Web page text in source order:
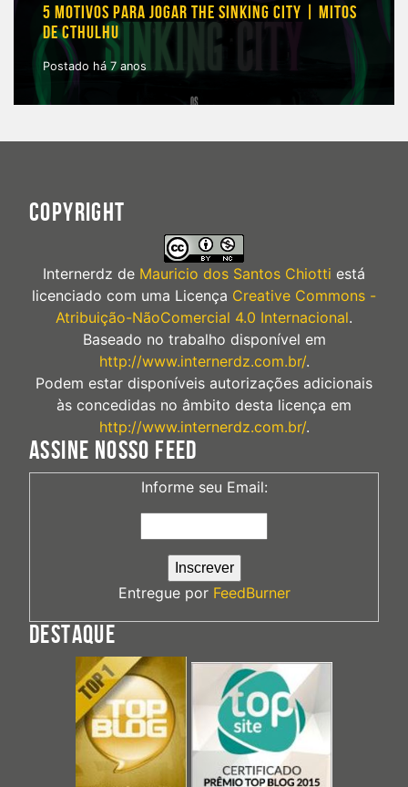
5 MOTIVOS PARA JOGAR THE SINKING CITY | MITOS
DE CTHULHU
Postado há 7 anos
COPYRIGHT
Internerdz de Mauricio dos Santos Chiotti está
licenciado com uma Licença Creative Commons -
Atribuição-NãoComercial 4.0 Internacional.
Baseado no trabalho disponível em
http://www.internerdz.com.br/.
Podem estar disponíveis autorizações adicionais
às concedidas no âmbito desta licença em
http://www.internerdz.com.br/.
ASSINE NOSSO FEED
Informe seu Email:
Entregue por FeedBurner
DESTAQUE